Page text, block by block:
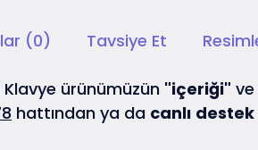
(0) Tavsiye Et
ürünümüzün "içeriği" ve
hattından ya da canlı destek